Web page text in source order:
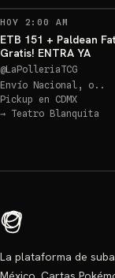
HOY 2:00 AM
ETB 151 + Paldean
Gratis! ENTRA YA
@LaPolleriaTCG
Envío Nacional, o..
Pickup en CDMX
→ Teatro Blanquita
La plataforma de